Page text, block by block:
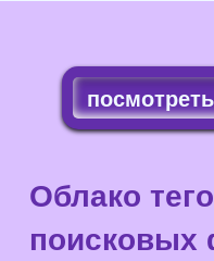
Облако
поисковых